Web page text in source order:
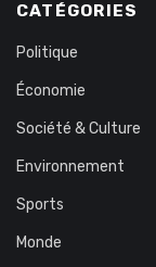
CATÉGORIES
Politique
Économie
Société & Culture
Environnement
Sports
Monde